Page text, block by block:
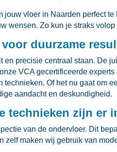
vloer in Naarden perfect
wensen.​ Zo kun je straks
duurzame
precisie centraal staan.​ De
VCA gecertificeerde
Of het nu gaat om
aandacht en deskundigheid.​
technieken zijn er
van de ondervloer.​ Dit
maken wij gebruik van